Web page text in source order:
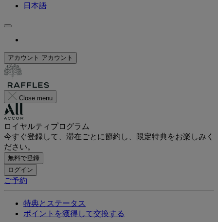
日本語
アカウント アカウント
Close menu
ロイヤルティプログラム
今すぐ登録して、滞在ごとに節約し、限定特典をお楽しみく
ださい。
無料で登録
ログイン
ご予約
特典とステータス
ポイントを獲得して交換する